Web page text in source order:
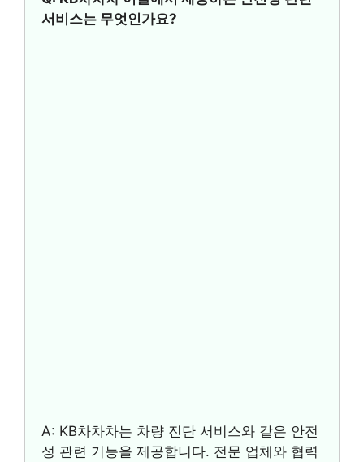
서비스는 무엇인가요?
A: KB차차차는 차량 진단 서비스와 같은 안전
성 관련 기능을 제공합니다. 전문 업체와 협력